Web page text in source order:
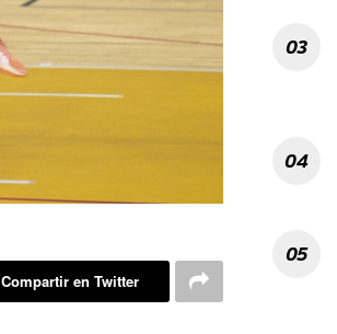
Compartir en Twitter